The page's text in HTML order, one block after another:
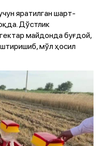
яратилган шарт-
Дўстлик
майдонда буғдой,
мўл ҳосил